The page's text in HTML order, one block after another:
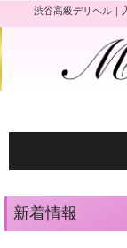
渋谷高級デリヘル｜
新着情報